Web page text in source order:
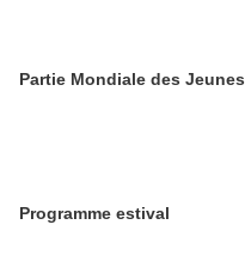
Partie Mondiale des Jeunes
Programme estival